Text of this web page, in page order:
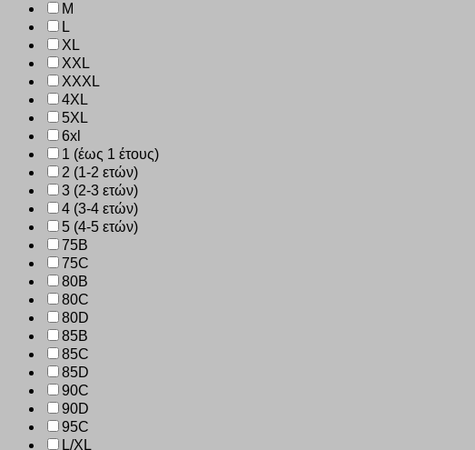
M
L
XL
XXL
XXXL
4XL
5XL
6xl
1 (έως 1 έτους)
2 (1-2 ετών)
3 (2-3 ετών)
4 (3-4 ετών)
5 (4-5 ετών)
75B
75C
80B
80C
80D
85B
85C
85D
90C
90D
95C
L/XL